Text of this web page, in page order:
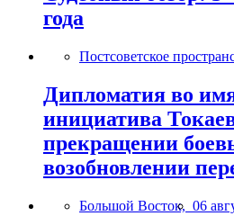
года
Постсоветское
Дипломатия во
инициатива
прекращении
возобновлении
Большой Восток, 06